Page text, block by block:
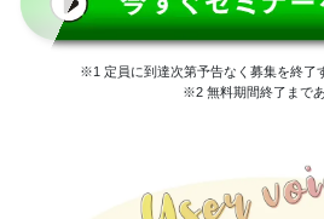
※1 定員に到達次第予告なく募集を終了
※2 無料期間終了まで